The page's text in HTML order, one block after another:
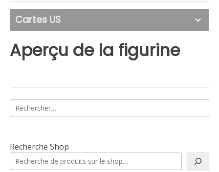
Cartes US
Aperçu de la figurine
Rechercher :
Recherche Shop